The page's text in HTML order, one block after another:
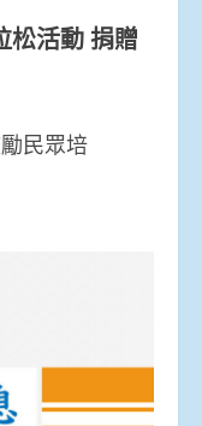
松活動 捐贈
民眾培